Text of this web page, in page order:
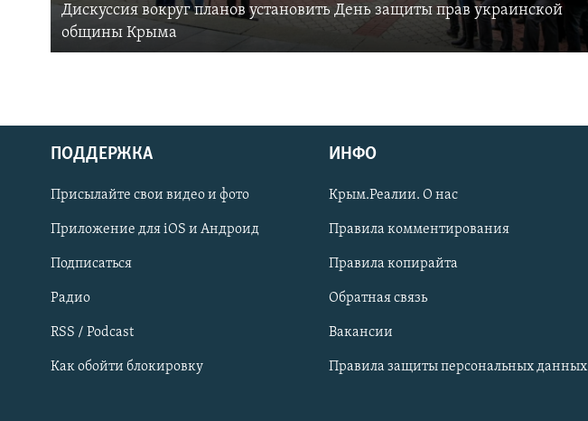
Українською
Qırımtatar
ПРИСОЕДИНЯЙТЕСЬ!
Дискуссия вокруг планов установить День защиты прав украинской
общины Крыма
ПОДДЕРЖКА
Присылайте свои видео и фото
Приложение для iOS и Андроид
Подписаться
Радио
RSS / Podcast
Как обойти блокировку
ИНФО
Крым.Реалии. О нас
Правила комментирования
Правила копирайта
Обратная связь
Вакансии
Правила защиты персональных данных